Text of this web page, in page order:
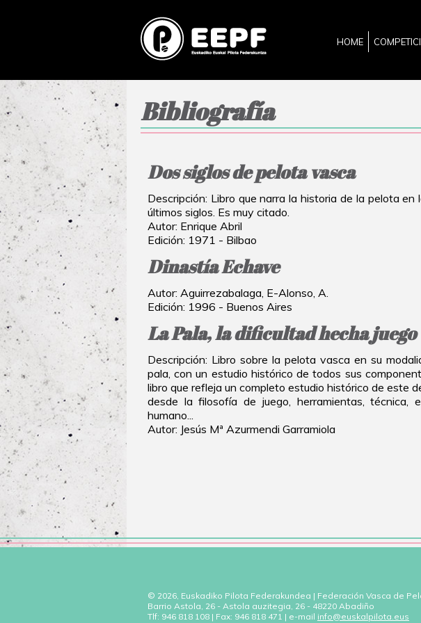
HOME
Bibliografía
Dos siglos de pelota vasca
Descripción: Libro que narra la historia de la pelota en
últimos siglos. Es muy citado.
Autor: Enrique Abril
Edición: 1971 - Bilbao
Dinastía Echave
Autor: Aguirrezabalaga, E-Alonso, A.
Edición: 1996 - Buenos Aires
La Pala, la dificultad hecha juego
Descripción: Libro sobre la pelota vasca en su
pala, con un estudio histórico de todos sus
libro que refleja un completo estudio histórico de este
desde la filosofía de juego, herramientas, técnica,
humano...
Autor: Jesús Mª Azurmendi Garramiola
© 2026, Euskadiko Pilota Federakundea | Federación Vasca de
Barrio Astola, 26 - Astola auzitegia, 26 - 48220 Abadiño
Tlf: 946 818 108 | Fax: 946 818 471 | e-mail info@euskalpilota.eus